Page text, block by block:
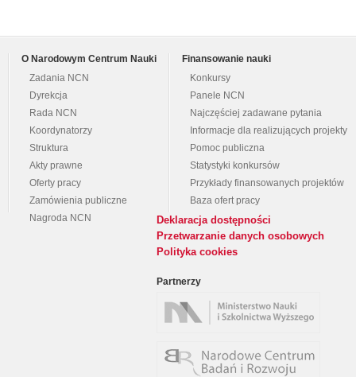
O Narodowym Centrum Nauki
Zadania NCN
Dyrekcja
Rada NCN
Koordynatorzy
Struktura
Akty prawne
Oferty pracy
Zamówienia publiczne
Nagroda NCN
Finansowanie nauki
Konkursy
Panele NCN
Najczęściej zadawane pytania
Informacje dla realizujących projekty
Pomoc publiczna
Statystyki konkursów
Przykłady finansowanych projektów
Baza ofert pracy
Deklaracja dostępności
Przetwarzanie danych osobowych
Polityka cookies
Partnerzy